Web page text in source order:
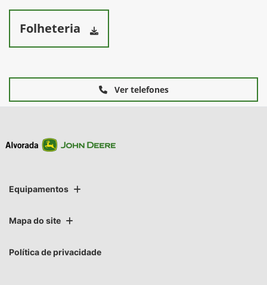
Folheteria
Ver telefones
Equipamentos
Mapa do site
Política de privacidade